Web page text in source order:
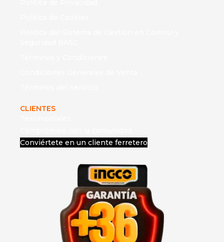
CLIENTES
Conviértete en un cliente ferretero